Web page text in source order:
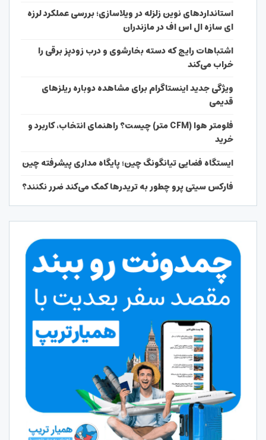
استانداردهای نوین زلزله در ویلاسازی؛ بررسی عملکرد لرزه
ای سازه ال اس اف در مازندران
اشتباهات رایج که دسته بخارشوی و درب زودپز برقی را
خراب می‌کند
ویژگی جدید اینستاگرام برای مشاهده دوباره ریلزهای
قدیمی
فلومتر هوا (CFM متر) چیست؟ راهنمای انتخاب، کاربرد و
خرید
ایستگاه فضایی تیانگونگ چین؛ پایگاه مداری پیشرفته چین
فارکس سیتی پرو چطور به تریدرها کمک می‌کند ضرر نکنند؟